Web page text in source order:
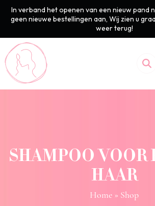
In verband het openen van een nieuw pand
geen nieuwe bestellingen aan, Wij zien u
weer terug!
SHAMPOO
HAAR
Home » Shop